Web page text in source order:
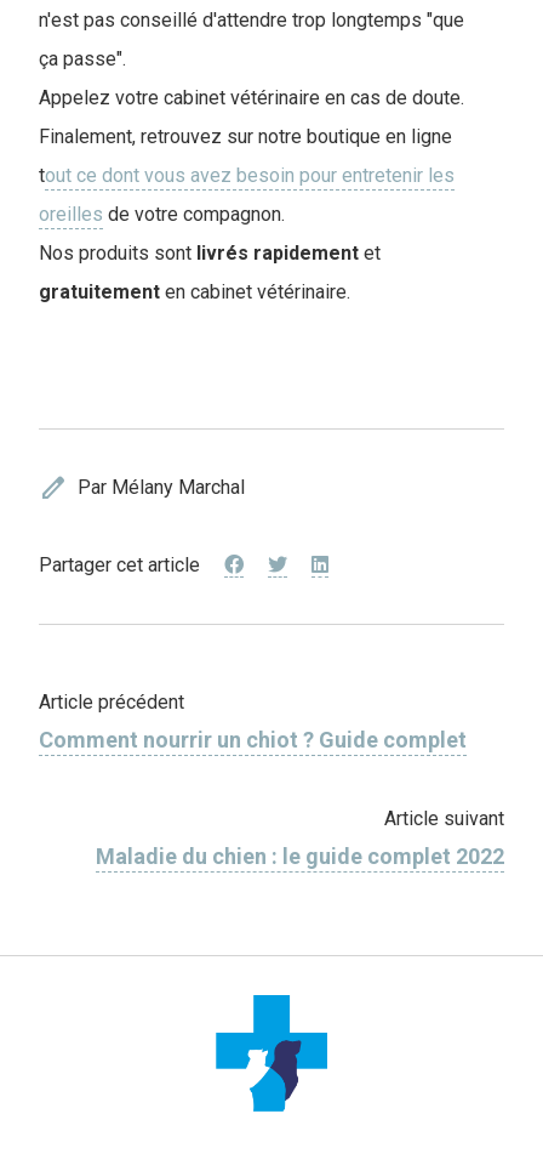
n'est pas conseillé d'attendre trop longtemps "que
ça passe".
Appelez votre cabinet vétérinaire en cas de doute.
Finalement, retrouvez sur notre boutique en ligne
tout ce dont vous avez besoin pour entretenir les
oreilles de votre compagnon.
Nos produits sont livrés rapidement et
gratuitement en cabinet vétérinaire.
edit Par Mélany Marchal
Partager cet article
Article précédent
Comment nourrir un chiot ? Guide complet
Article suivant
Maladie du chien : le guide complet 2022